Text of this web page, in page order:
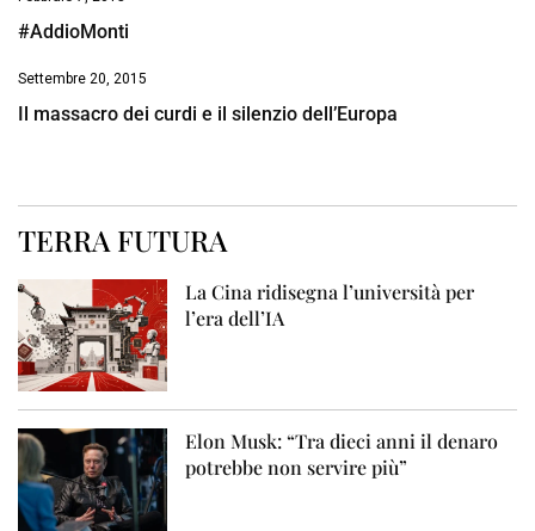
#AddioMonti
Settembre 20, 2015
Il massacro dei curdi e il silenzio dell’Europa
TERRA FUTURA
La Cina ridisegna l’università per
l’era dell’IA
Elon Musk: “Tra dieci anni il denaro
potrebbe non servire più”